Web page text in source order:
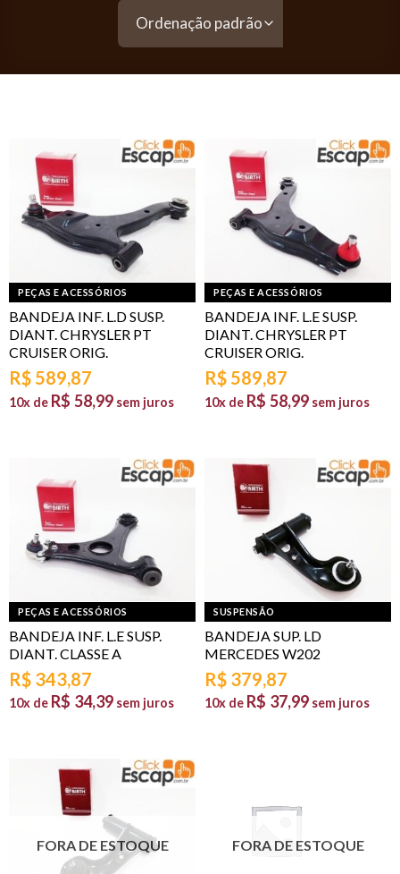
PEÇAS E ACESSÓRIOS
BANDEJA INF. L.D SUSP.
DIANT. CHRYSLER PT
CRUISER ORIG.
R$ 589,87
10x de R$ 58,99 sem juros
PEÇAS E ACESSÓRIOS
BANDEJA INF. L.E SUSP.
DIANT. CHRYSLER PT
CRUISER ORIG.
R$ 589,87
10x de R$ 58,99 sem juros
PEÇAS E ACESSÓRIOS
BANDEJA INF. L.E SUSP.
DIANT. CLASSE A
R$ 343,87
10x de R$ 34,39 sem juros
SUSPENSÃO
BANDEJA SUP. LD
MERCEDES W202
R$ 379,87
10x de R$ 37,99 sem juros
FORA DE ESTOQUE FORA DE ESTOQUE